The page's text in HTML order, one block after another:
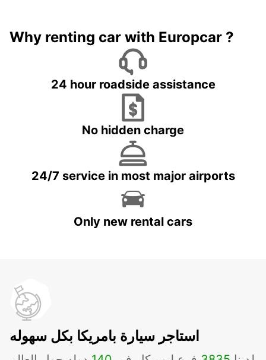
Why renting car with Europcar ?
24 hour roadside assistance
No hidden charge
24/7 service in most major airports
Only new rental cars
استاجر سيارة بامريكا بكل سهوله